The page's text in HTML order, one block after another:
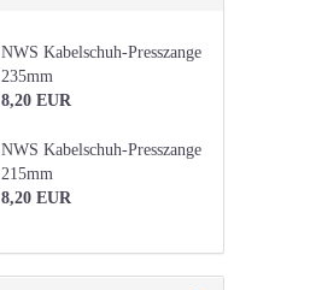
NWS Kabelschuh-Presszange
235mm
8,20 EUR
NWS Kabelschuh-Presszange
215mm
8,20 EUR